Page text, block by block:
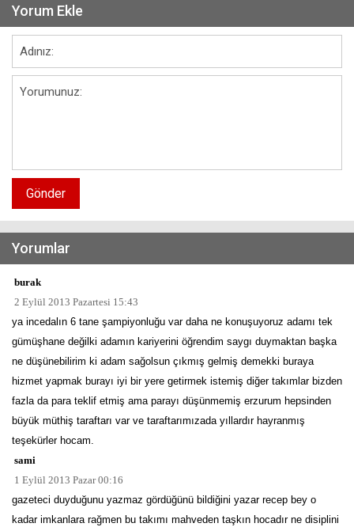
Yorum Ekle
Gönder
Yorumlar
burak
2 Eylül 2013 Pazartesi 15:43
ya incedalın 6 tane şampiyonluğu var daha ne konuşuyoruz adamı tek
gümüşhane değilki adamın kariyerini öğrendim saygı duymaktan başka
ne düşünebilirim ki adam sağolsun çıkmış gelmiş demekki buraya
hizmet yapmak burayı iyi bir yere getirmek istemiş diğer takımlar bizden
fazla da para teklif etmiş ama parayı düşünmemiş erzurum hepsinden
büyük müthiş taraftarı var ve taraftarımızada yıllardır hayranmış
teşekürler hocam.
sami
1 Eylül 2013 Pazar 00:16
gazeteci duyduğunu yazmaz gördüğünü bildiğini yazar recep bey o
kadar imkanlara rağmen bu takımı mahveden taşkın hocadır ne disiplini